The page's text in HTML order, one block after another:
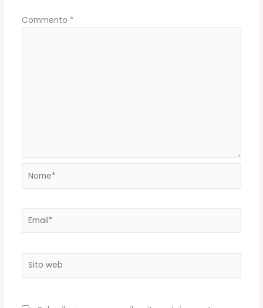
Commento *
Nome*
Email*
Sito